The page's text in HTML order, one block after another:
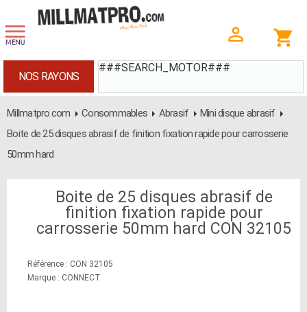
###SEARCH_MOTOR###
NOS RAYONS
Millmatpro.com Consommables Abrasif
Mini disque abrasif
Boite de 25 disques abrasif de finition fixation rapide pour carrosserie
50mm hard
Boite de 25 disques abrasif de
finition fixation rapide pour
carrosserie 50mm hard CON 32105
Référence : CON 32105
Marque : CONNECT